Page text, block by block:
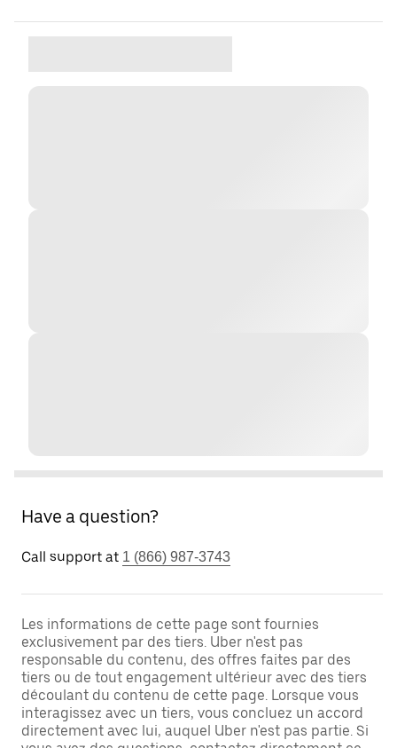
Have a question?
Call support at 1 (866) 987-3743
Les informations de cette page sont fournies
exclusivement par des tiers. Uber n'est pas
responsable du contenu, des offres faites par des
tiers ou de tout engagement ultérieur avec des tiers
découlant du contenu de cette page. Lorsque vous
interagissez avec un tiers, vous concluez un accord
directement avec lui, auquel Uber n'est pas partie. Si